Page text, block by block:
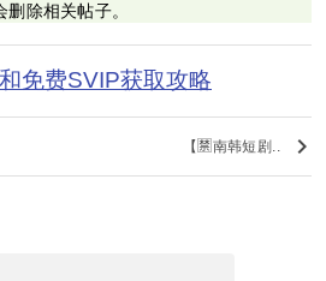
除相关帖子。
免费SVIP获取攻略
【🈲南韩短剧.. keyboard_arrow_right